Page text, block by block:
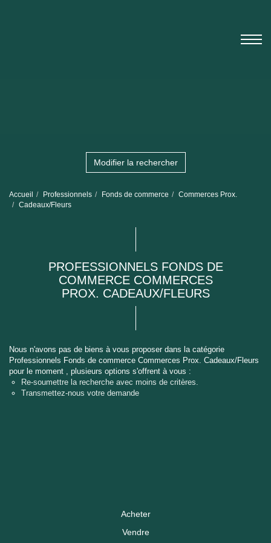
Modifier la rechercher
Accueil Professionnels Fonds de commerce
Commerces Prox.
Cadeaux/Fleurs
PROFESSIONNELS FONDS DE
COMMERCE COMMERCES
PROX. CADEAUX/FLEURS
Nous n'avons pas de biens à vous proposer dans la catégorie
Professionnels Fonds de commerce Commerces Prox. Cadeaux/Fleurs
pour le moment , plusieurs options s'offrent à vous :
Re-soumettre la recherche avec moins de critères.
Transmettez-nous votre demande
Acheter
Vendre